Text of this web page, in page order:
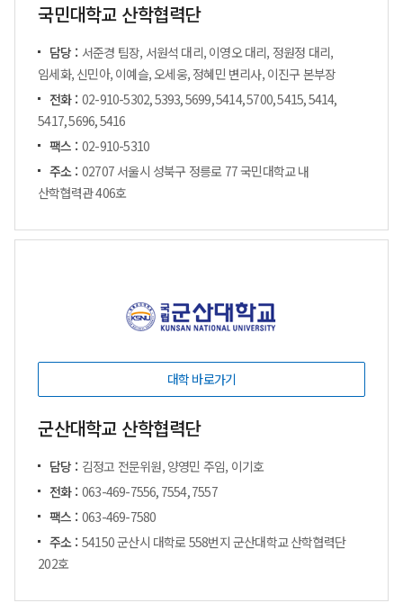
국민대학교 산학협력단
담당 : 서준경 팀장, 서원석 대리, 이영오 대리, 정원정 대리,
임세화, 신민아, 이예슬, 오세웅, 정혜민 변리사, 이진구 본부장
전화 : 02-910-5302, 5393, 5699, 5414, 5700, 5415, 5414,
5417, 5696, 5416
팩스 : 02-910-5310
주소 : 02707 서울시 성북구 정릉로 77 국민대학교 내
산학협력관 406호
대학 바로가기
군산대학교 산학협력단
담당 : 김정고 전문위원, 양영민 주임, 이기호
전화 : 063-469-7556, 7554, 7557
팩스 : 063-469-7580
주소 : 54150 군산시 대학로 558번지 군산대학교 산학협력단
202호